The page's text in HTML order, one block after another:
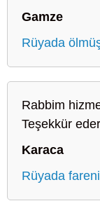
Gamze
Rüyada
Rabbim
Teşekkür
Karaca
Rüyada